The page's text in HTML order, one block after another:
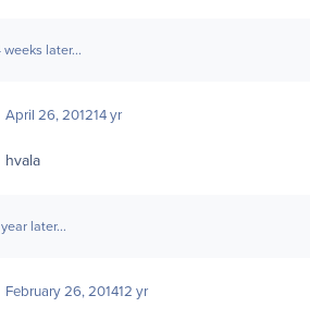
weeks later...
April 26, 201214 yr
hvala
year later...
February 26, 201412 yr